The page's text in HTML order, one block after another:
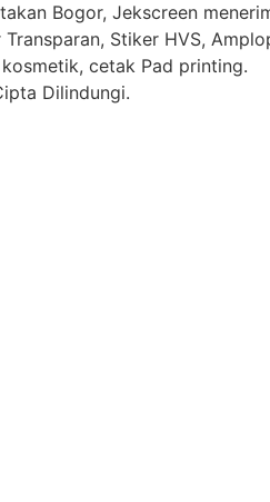
Bogor, Jekscreen
Transparan, Stiker HVS,
cetak Pad printing.
Dilindungi.